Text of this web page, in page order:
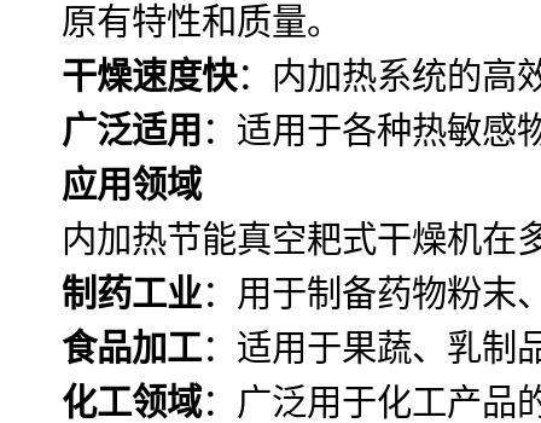
原有特性和质量。
干燥速度快：内加热系统的高
广泛适用 ：适用于各种热敏感
应用领域
内加热节能真空耙式干燥机在
制药工业：用于制备药物粉末
食品加工：适用于果蔬、乳制
化工领域：广泛用于化工产品